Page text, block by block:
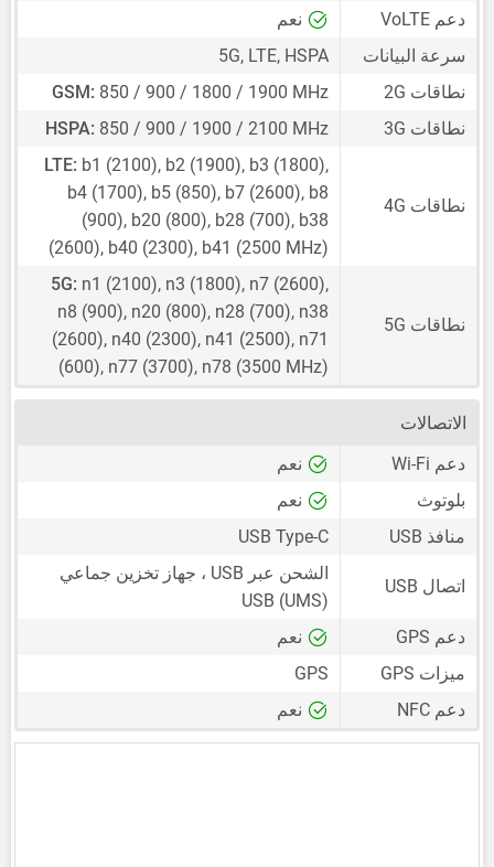
دعم VoLTE
نعم
سرعة البيانات
5G, LTE, HSPA
نطاقات 2G
GSM: 850 / 900 / 1800 / 1900 MHz
نطاقات 3G
HSPA: 850 / 900 / 1900 / 2100 MHz
نطاقات 4G
LTE: b1 (2100), b2 (1900), b3 (1800),
b4 (1700), b5 (850), b7 (2600), b8
(900), b20 (800), b28 (700), b38
(2600), b40 (2300), b41 (2500 MHz)
نطاقات 5G
5G: n1 (2100), n3 (1800), n7 (2600),
n8 (900), n20 (800), n28 (700), n38
(2600), n40 (2300), n41 (2500), n71
(600), n77 (3700), n78 (3500 MHz)
الاتصالات
دعم Wi-Fi
نعم
بلوتوث
نعم
منافذ USB
USB Type-C
اتصال USB
الشحن عبر USB ، جهاز تخزين جماعي
USB (UMS)
دعم GPS
نعم
ميزات GPS
GPS
دعم NFC
نعم